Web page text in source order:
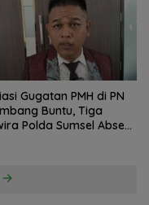
Gugatan PMH di PN
Buntu, Tiga
Polda Sumsel Absen,